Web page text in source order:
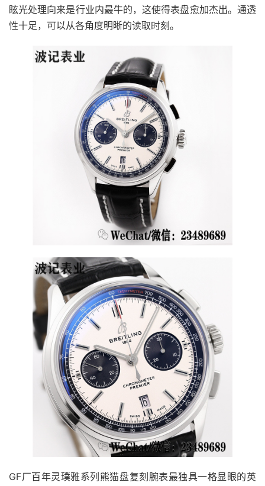
眩光处理向来是行业内最牛的，这使得表盘愈加杰出。通透
性十足，可以从各角度明晰的读取时刻。
GF厂百年灵璞雅系列熊猫盘复刻腕表最独具一格显眼的英